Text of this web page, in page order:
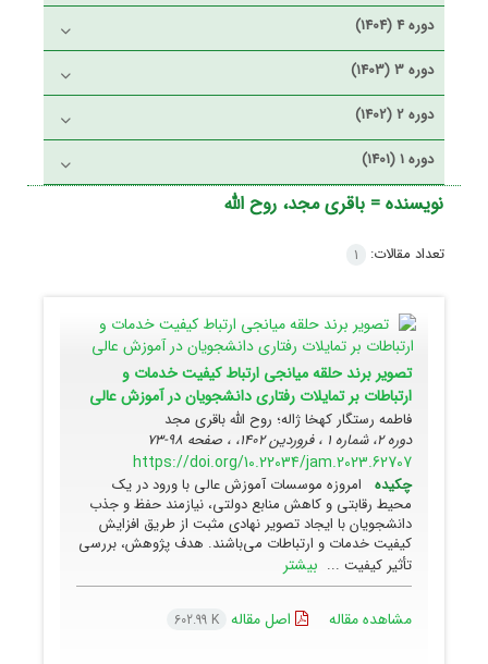
دوره 4 (1404)
دوره 3 (1403)
دوره 2 (1402)
دوره 1 (1401)
نویسنده = باقری مجد، روح الله
تعداد مقالات: 1
تصویر برند حلقه میانجی ارتباط کیفیت خدمات و
ارتباطات بر تمایلات رفتاری دانشجویان در آموزش عالی
فاطمه رستگار کهخا ژاله؛ روح الله باقری مجد
دوره 2، شماره 1 ، فروردین 1402، ، صفحه
98-73
https://doi.org/10.22034/jam.2023.62707
چکیده
امروزه موسسات آموزش عالی با ورود در یک
محیط رقابتی و کاهش منابع دولتی، نیازمند حفظ و جذب
دانشجویان با ایجاد تصویر نهادی مثبت از طریق افزایش
کیفیت خدمات و ارتباطات می‌باشند. هدف پژوهش، بررسی
تأثیر کیفیت ... بیشتر
مشاهده مقاله اصل مقاله 602.99 K